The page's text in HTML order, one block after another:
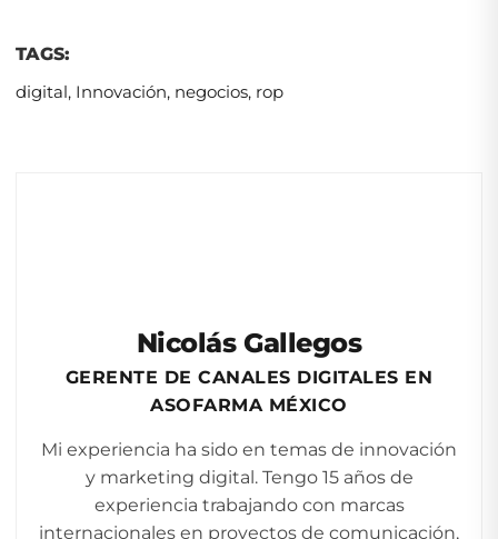
TAGS:
digital, Innovación, negocios, rop
Nicolás Gallegos
GERENTE DE CANALES DIGITALES EN
ASOFARMA MÉXICO
Mi experiencia ha sido en temas de innovación
y marketing digital. Tengo 15 años de
experiencia trabajando con marcas
internacionales en proyectos de comunicación,